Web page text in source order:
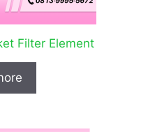
Filter Element